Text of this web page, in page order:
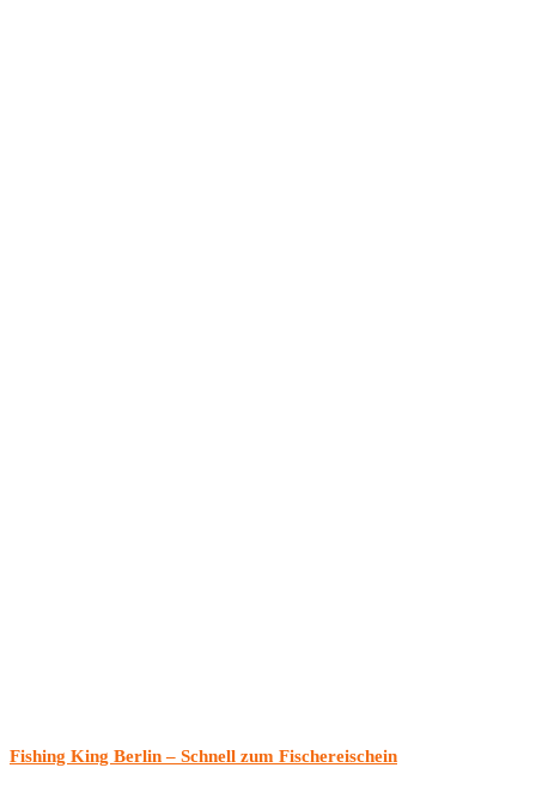
Fishing King Berlin – Schnell zum Fischereischein